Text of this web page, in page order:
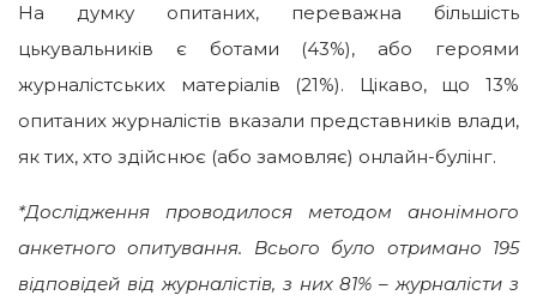
На думку опитаних, переважна більшість
цькувальників є ботами (43%), або героями
журналістських матеріалів (21%). Цікаво, що 13%
опитаних журналістів вказали представників влади,
як тих, хто здійснює (або замовляє) онлайн-булінг.
*Дослідження проводилося методом анонімного
анкетного опитування. Всього було отримано 195
відповідей від журналістів, з них 81% – журналісти з